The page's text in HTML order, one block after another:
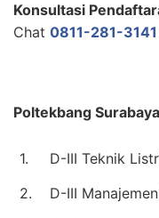
Konsultasi
Chat 0811-281-3141
Poltekbang
1.
D-III Teknik
2.
D-III